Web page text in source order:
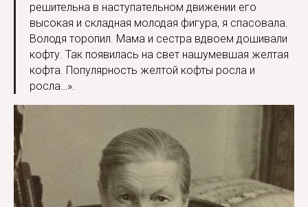
решительна в наступательном движении его
высокая и складная молодая фигура, я спасовала.
Володя торопил. Мама и сестра вдвоем дошивали
кофту. Так появилась на свет нашумевшая желтая
кофта. Популярность желтой кофты росла и
росла…».